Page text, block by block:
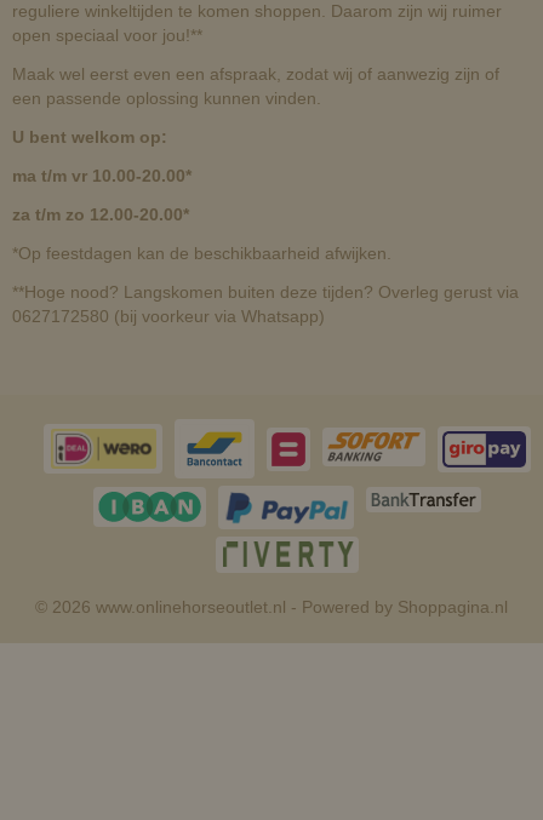
reguliere winkeltijden te komen shoppen. Daarom zijn wij ruimer
open speciaal voor jou!**
Maak wel eerst even een afspraak, zodat wij of aanwezig zijn of
een passende oplossing kunnen vinden.
U bent welkom op:
ma t/m vr 10.00-20.00*
za t/m zo 12.00-20.00*
*Op feestdagen kan de beschikbaarheid afwijken.
**Hoge nood? Langskomen buiten deze tijden? Overleg gerust via
0627172580 (bij voorkeur via Whatsapp)
© 2026 www.onlinehorseoutlet.nl - Powered by Shoppagina.nl